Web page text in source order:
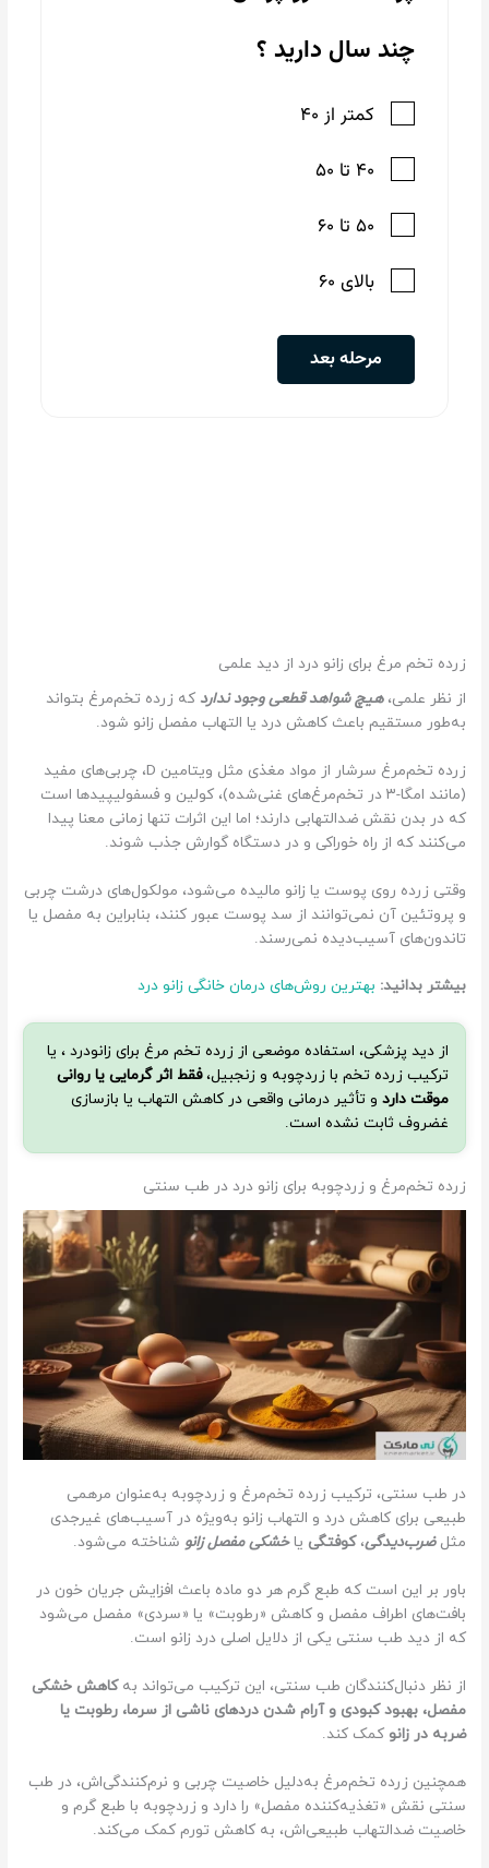
زرده تخم‌ مرغ برای زانو درد از دید علمی
از نظر علمی،هیچ شواهد قطعی وجود ندارد که زرده تخم‌مرغ بتواند
به‌طور مستقیم باعث کاهش درد یا التهاب مفصل زانو شود.
زرده تخم‌مرغ سرشار از مواد مغذی مثل ویتامین D، چربی‌های مفید
(مانند امگا-۳ در تخم‌مرغ‌های غنی‌شده)، کولین و فسفولیپیدها است
که در بدن نقش ضدالتهابی دارند؛ اما این اثرات تنها زمانی معنا پیدا
می‌کنند که از راه خوراکی و در دستگاه گوارش جذب شوند.
وقتی زرده روی پوست یا زانو مالیده می‌شود، مولکول‌های درشت چربی
و پروتئین آن نمی‌توانند از سد پوست عبور کنند، بنابراین به مفصل یا
تاندون‌های آسیب‎‌‌‌دیده نمی‌رسند.
بیشتر بدانید: بهترین روش‌های درمان خانگی زانو درد
از دید پزشکی، استفاده‌ موضعی از زرده تخم‌ مرغ برای زانودرد ، یا
ترکیب زرده تخم با زردچوبه و زنجبیل،فقط اثر گرمایی یا روانی
موقت دارد و تأثیر درمانی واقعی در کاهش التهاب یا بازسازی
غضروف ثابت نشده است.
زرده تخم‌مرغ و زردچوبه برای زانو درد در طب سنتی
در طب سنتی، ترکیب زرده تخم‌مرغ و زردچوبه به‌عنوان مرهمی
طبیعی برای کاهش درد و التهاب زانو به‌ویژه در آسیب‌های غیرجدی
مثلضرب‌دیدگی،کوفتگی یاخشکی مفصل زانو شناخته می‌شود.
باور بر این است که طبع گرم هر دو ماده باعث افزایش جریان خون در
بافت‌های اطراف مفصل و کاهش «رطوبت» یا «سردی» مفصل می‌شود
که از دید طب سنتی یکی از دلایل اصلی درد زانو است.
از نظر دنبال‌کنندگان طب سنتی، این ترکیب می‌تواند بهکاهش خشکی
مفصل، بهبود کبودی و آرام شدن دردهای ناشی از سرما، رطوبت یا
ضربه در زانو کمک کند.
همچنین زرده تخم‌مرغ به‌دلیل خاصیت چربی و نرم‌کنندگی‌اش، در طب
سنتی نقش «تغذیه‌کننده مفصل» را دارد و زردچوبه با طبع گرم و
خاصیت ضدالتهاب طبیعی‌اش، به کاهش تورم کمک می‌کند.